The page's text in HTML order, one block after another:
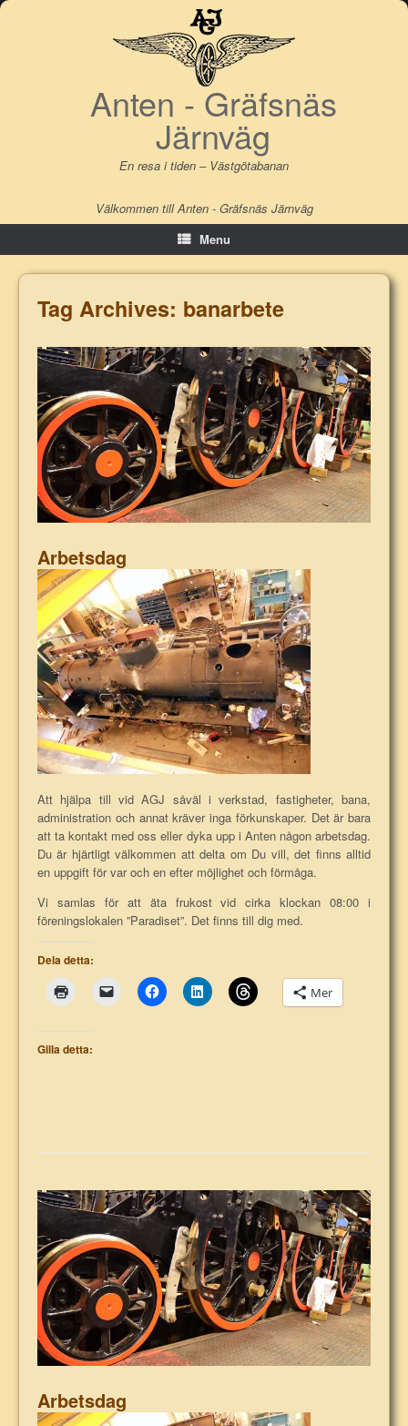
Skip
Anten - Gräfsnäs
Järnväg
En resa i tiden – Västgötabanan
Välkommen till Anten - Gräfsnäs Järnväg
Menu
Tag Archives: banarbete
Arbetsdag
Att hjälpa till vid AGJ såväl i verkstad, fastigheter, bana,
administration och annat kräver inga förkunskaper. Det är bara
att ta kontakt med oss eller dyka upp i Anten någon arbetsdag.
Du är hjärtligt välkommen att delta om Du vill, det finns alltid
en uppgift för var och en efter möjlighet och förmåga.
Vi samlas för att äta frukost vid cirka klockan 08:00 i
föreningslokalen ”Paradiset”. Det finns till dig med.
Dela detta:
Mer
Gilla detta:
Arbetsdag